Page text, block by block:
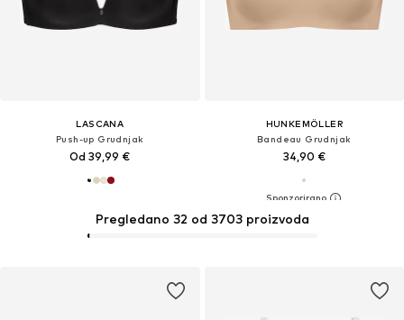
LASCANA
Push-up Grudnjak
Od 39,99 €
HUNKEMÖLLER
Bandeau Grudnjak
34,90 €
Pregledano 32 od 3703 proizvoda